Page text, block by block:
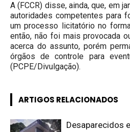
A (FCCR) disse, ainda, que, em
autoridades competentes para
um processo licitatório no
então, não foi mais provocada
acerca do assunto, porém
órgãos de controle para
(PCPE/Divulgação).
ARTIGOS RELACIONADOS
Desaparecidos